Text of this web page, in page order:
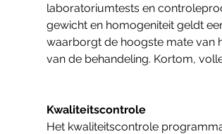
laboratoriumtests en
gewicht en homogeniteit geldt
waarborgt de hoogste mate van
van de behandeling. Kortom,
Kwaliteitscontrole
Het kwaliteitscontrole